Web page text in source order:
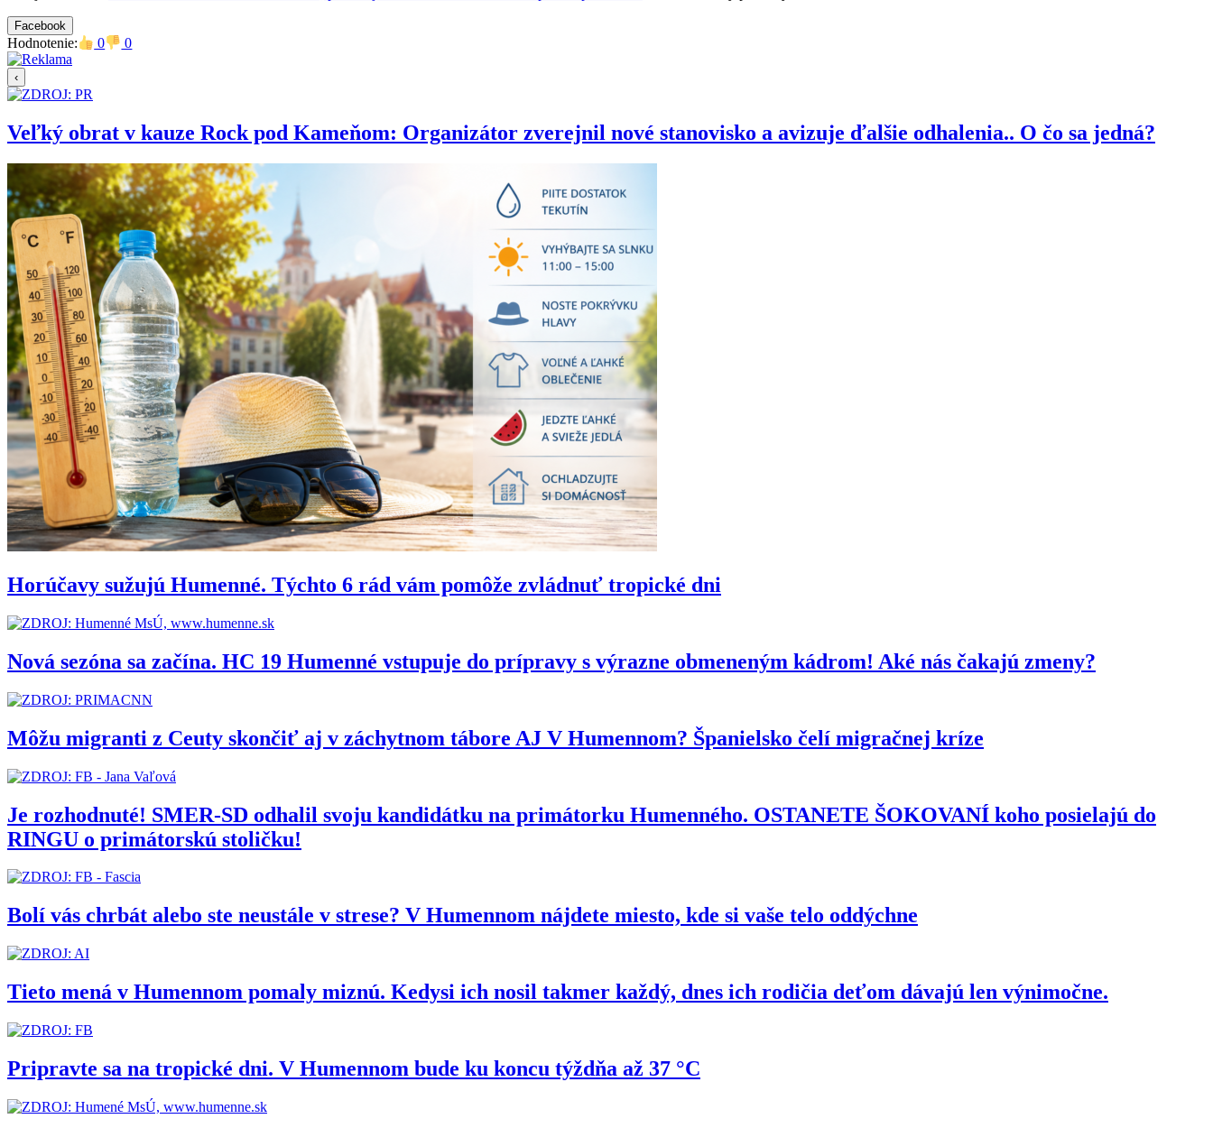
Facebook
Hodnotenie: 0 0
‹
Veľký obrat v kauze Rock pod Kameňom: Organizátor zverejnil nové stanovisko a avizuje ďalšie odhalenia.. O čo sa jedná?
Horúčavy sužujú Humenné. Týchto 6 rád vám pomôže zvládnuť tropické dni
Nová sezóna sa začína. HC 19 Humenné vstupuje do prípravy s výrazne obmeneným kádrom! Aké nás čakajú zmeny?
Môžu migranti z Ceuty skončiť aj v záchytnom tábore AJ V Humennom? Španielsko čelí migračnej kríze
Je rozhodnuté! SMER-SD odhalil svoju kandidátku na primátorku Humenného. OSTANETE ŠOKOVANÍ koho posielajú do
RINGU o primátorskú stoličku!
Bolí vás chrbát alebo ste neustále v strese? V Humennom nájdete miesto, kde si vaše telo oddýchne
Tieto mená v Humennom pomaly miznú. Kedysi ich nosil takmer každý, dnes ich rodičia deťom dávajú len výnimočne.
Pripravte sa na tropické dni. V Humennom bude ku koncu týždňa až 37 °C